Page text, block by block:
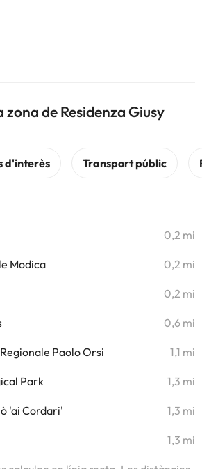
de Residenza Giusy
0,2 mi
Modica 0,2 mi
0,2 mi
0,6 mi
Paolo Orsi 1,1 mi
Park 1,3 mi
'ai Cordari' 1,3 mi
1,3 mi